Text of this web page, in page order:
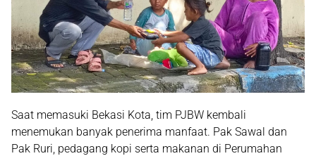
Saat memasuki Bekasi Kota, tim PJBW kembali
menemukan banyak penerima manfaat. Pak Sawal dan
Pak Ruri, pedagang kopi serta makanan di Perumahan